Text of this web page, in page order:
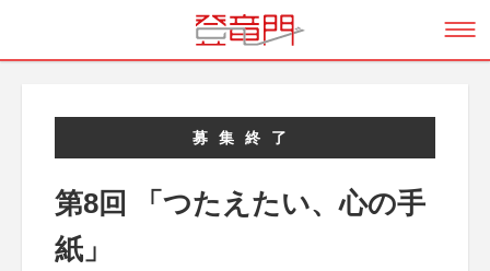
募集終了
第8回 「つたえたい、心の手
紙」